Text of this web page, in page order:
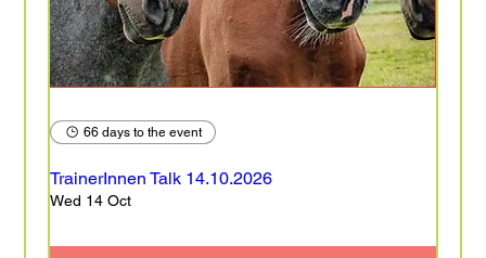
66 days to the event
TrainerInnen Talk 14.10.2026
Wed 14 Oct